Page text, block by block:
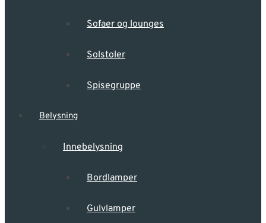
Sofaer og lounges
Solstoler
Spisegruppe
Belysning
Innebelysning
Bordlamper
Gulvlamper